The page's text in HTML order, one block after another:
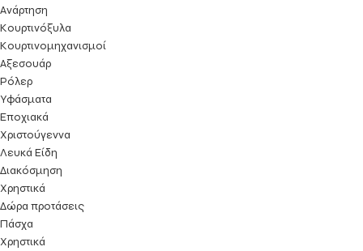
Ανάρτηση
Κουρτινόξυλα
Κουρτινομηχανισμοί
Αξεσουάρ
Ρόλερ
Υφάσματα
Εποχιακά
Χριστούγεννα
Λευκά Είδη
Διακόσμηση
Χρηστικά
Δώρα προτάσεις
Πάσχα
Χρηστικά